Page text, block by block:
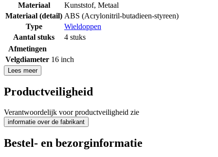
Materiaal
Kunststof, Metaal
Materiaal (detail) ABS (Acrylonitril-butadieen-styreen)
Type
Wieldoppen
Aantal stuks
4 stuks
Afmetingen
Velgdiameter 16 inch
Lees meer
Productveiligheid
Verantwoordelijk voor productveiligheid zie
informatie over de fabrikant
Bestel- en bezorginformatie